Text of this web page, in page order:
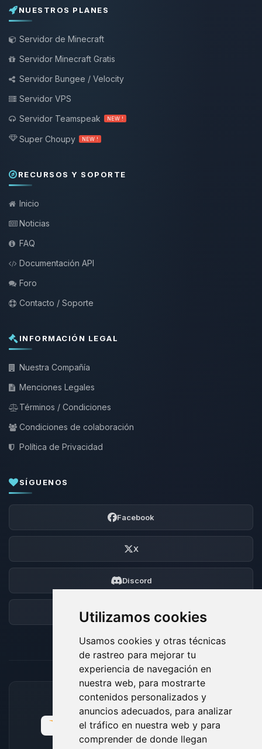
Utilizamos cookies
Usamos cookies y otras técnicas
de rastreo para mejorar tu
experiencia de navegación en
nuestra web, para mostrarte
contenidos personalizados y
anuncios adecuados, para analizar
el tráfico en nuestra web y para
comprender de donde llegan
NUESTROS PLANES
Servidor de Minecraft
Servidor Minecraft Gratis
Servidor Bungee / Velocity
Servidor VPS
Servidor Teamspeak
NEW !
Super Choupy NEW !
RECURSOS Y SOPORTE
Inicio
Noticias
FAQ
Documentación API
Foro
Contacto / Soporte
INFORMACIÓN LEGAL
Nuestra Compañía
Menciones Legales
Términos / Condiciones
Condiciones de colaboración
Política de Privacidad
SÍGUENOS
Facebook
X
Discord
Foro
MÉTODOS DE PAGO ACEPTADOS